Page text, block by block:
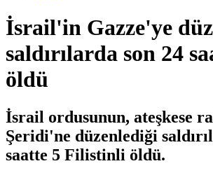
İsrail'in Gazze'ye
saldırılarda son 24
öldü
İsrail ordusunun, ateşkese
Şeridi'ne düzenlediği
saatte 5 Filistinli öldü.